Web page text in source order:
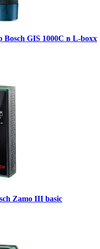
Bosch GIS 1000C в L-boxx
Zamo III basic